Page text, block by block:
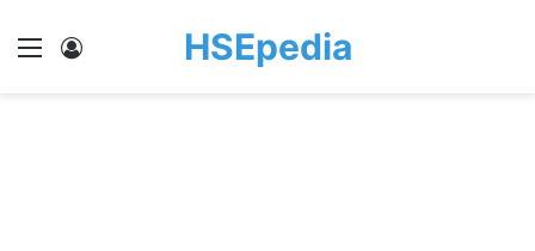
Menu HSEpedia